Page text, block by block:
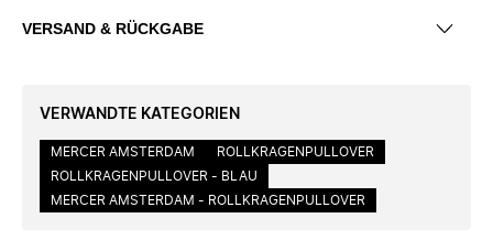
VERSAND & RÜCKGABE
VERWANDTE KATEGORIEN
MERCER AMSTERDAM
ROLLKRAGENPULLOVER
ROLLKRAGENPULLOVER - BLAU
MERCER AMSTERDAM - ROLLKRAGENPULLOVER